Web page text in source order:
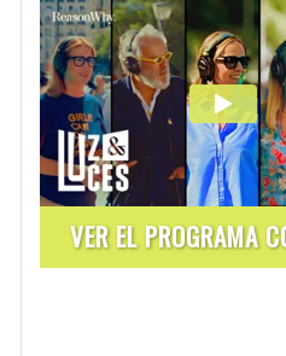
VER EL PROGRAMA